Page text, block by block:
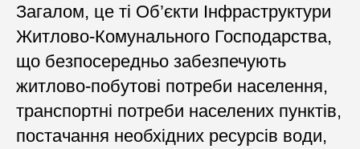
Загалом, це ті Об’єкти Інфраструктури
Житлово-Комунального Господарства,
що безпосередньо забезпечують
житлово-побутові потреби населення,
транспортні потреби населених пунктів,
постачання необхідних ресурсів води,